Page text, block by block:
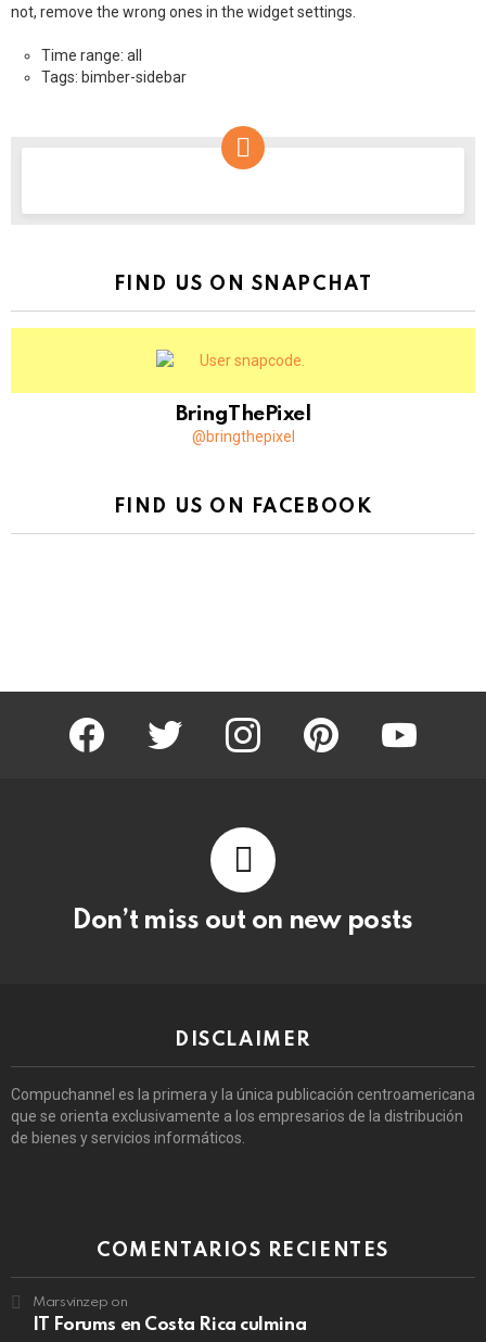
not, remove the wrong ones in the widget settings.
Time range: all
Tags: bimber-sidebar
FIND US ON SNAPCHAT
BringThePixel
@bringthepixel
FIND US ON FACEBOOK
facebook twitter instagram pinterest
Don’t miss out on new posts
DISCLAIMER
Compuchannel es la primera y la única publicación centroamericana
que se orienta exclusivamente a los empresarios de la distribución
de bienes y servicios informáticos.
COMENTARIOS RECIENTES
Marsvinzep on
IT Forums en Costa Rica culmina